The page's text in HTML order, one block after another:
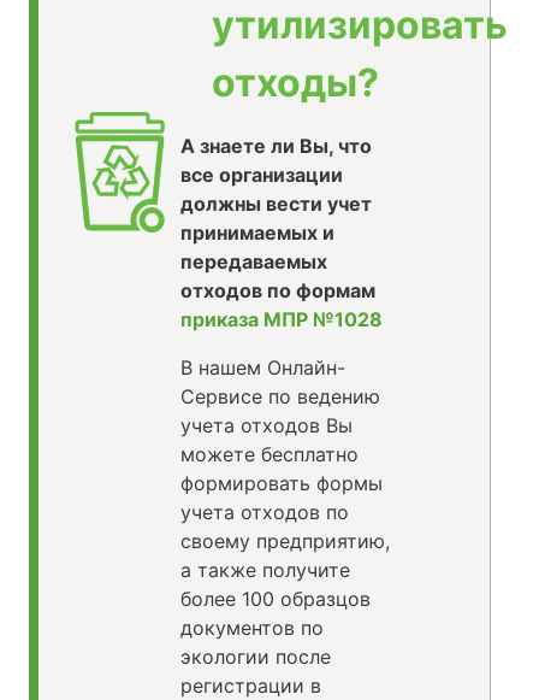
утилизировать
отходы?
А знаете ли Вы, что
все организации
должны вести учет
принимаемых и
передаваемых
отходов по формам
приказа МПР №1028
В нашем Онлайн-
Сервисе по ведению
учета отходов Вы
можете бесплатно
формировать формы
учета отходов по
своему предприятию,
а также получите
более 100 образцов
документов по
экологии после
регистрации в